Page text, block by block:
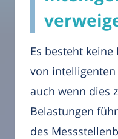
Es besteht
von intelligenten
auch wenn dies
Belastungen
des